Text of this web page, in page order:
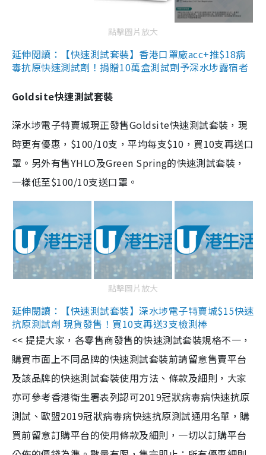
點擊圖片放大
延伸閱讀：【快速測試套裝】香港口罩廠acc+推$18病
毒抗原快速測試劑！捐贈10萬盒測試劑予深水埗露宿者
Goldsite快速測試套裝
深水埗電子特賣城現正發售Goldsite快速測試套裝，現
時更有優惠，$100/10支，平均每支$10，買10支再送口
罩。另外有售YHLO及Green Spring的快速測試套裝，
一樣低至$100/10支送口罩。
點擊圖片放大
延伸閱讀：【快速測試套裝】深水埗電子特賣城$15快速
抗原測試劑 現貨發售！買10支再送3支檢測棒
<< 提提大家，各零售商發售的快速測試套裝規格不一，
購買市面上不同品牌的快速測試套裝前請留意售賣平台
及該品牌的快速測試套裝使用方法、條款及細則，大家
亦可參考香港衞生署表列認可2019冠狀病毒病快速抗原
測試、歐盟2019冠狀病毒病快速抗原測試通用名單，購
買前留意訂購平台的使用條款及細則，一切以訂購平台